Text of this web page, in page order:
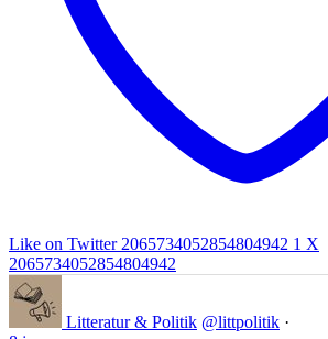
Like on Twitter 2065734052854804942 1 X
2065734052854804942
Litteratur & Politik @littpolitik ·